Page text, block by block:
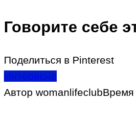
Говорите себе
Поделиться в Pinterest
Интересно
Автор womanlifeclubВремя